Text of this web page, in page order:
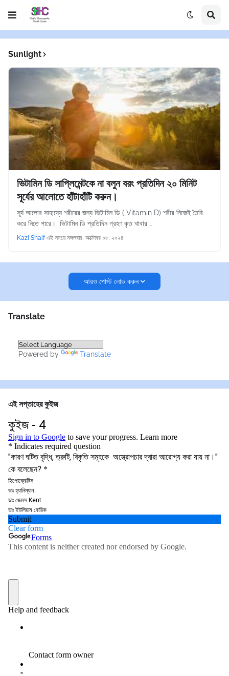
Sunlight
ভিটামিন ডি সাপ্লিমেন্টকে না বলুন বরং প্রতিদিন ২০ মিনিট
সূর্যের আলোতে হাঁটাহাঁটি করুন।
সূর্য আলোর সাহায্যে শরীরের জন্য ভিটামিন ডি ( Vitamin D) শরীর নিজেই তৈরি
করে নিতে পারে। ভিটামিন ডি প্রতিদিন গ্রহণ কৃত খাবার …
Kazi Shaif এই সময়ে মঙ্গলবার, অক্টোবর ০৮, ২০২৪
আরও পোস্ট লোড করুন
Translate
Powered by Translate
এই সপ্তাহের কুইজ